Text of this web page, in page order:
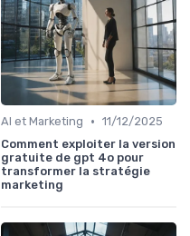
AI et Marketing • 11/12/2025
Comment exploiter la version
gratuite de gpt 4o pour
transformer la stratégie
marketing